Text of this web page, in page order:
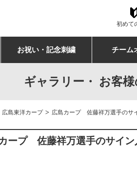
初めて
お祝い・記念刺繍 チーム
ギャラリー・ お客
広島東洋カープ> 広島カープ 佐藤祥万選手のサ
ープ 佐藤祥万選手のサイン